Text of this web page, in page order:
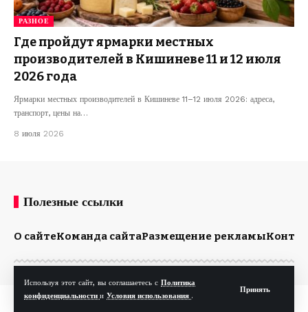
Используя этот сайт, вы соглашаетесь с Политика
конфиденциальности и Условия использования .
Принять
РАЗНОЕ
Где пройдут ярмарки местных
производителей в Кишиневе 11 и 12 июля
2026 года
Ярмарки местных производителей в Кишиневе 11–12 июля 2026: адреса,
транспорт, цены на…
8 июля 2026
Полезные ссылки
О сайтеКоманда сайтаРазмещение рекламы
© Kp.md. Все права защищены.